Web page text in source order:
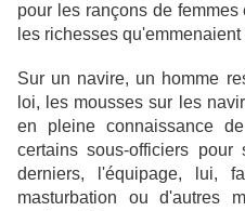
pour les rançons de
les richesses
Sur un navire, un homme
loi, les mousses sur les
en pleine connaissance
certains sous-officiers
derniers, l'équipage, lui,
masturbation ou d'autres